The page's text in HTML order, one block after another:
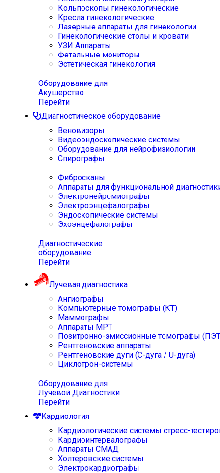
Кольпоскопы гинекологические
Кресла гинекологические
Лазерные аппараты для гинекологии
Гинекологические столы и кровати
УЗИ Аппараты
Фетальные мониторы
Эстетическая гинекология
Оборудование для
Акушерство
Перейти
Диагностическое оборудование
Веновизоры
Видеоэндоскопические системы
Оборудование для нейрофизиологии
Спирографы
Фибросканы
Аппараты для функциональной
Электронейромиографы
Электроэнцефалографы
Эндоскопические системы
Эхоэнцефалографы
Диагностические
оборудование
Перейти
Лучевая диагностика
Ангиографы
Компьютерные томографы (КТ)
Маммографы
Аппараты МРТ
Позитронно-эмиссионные томографы
Рентгеновские аппараты
Рентгеновские дуги (С-дуга / U-дуга)
Циклотрон-системы
Оборудование для
Лучевой Диагностики
Перейти
Кардиология
Кардиологические системы стресс-
Кардиоинтервалографы
Аппараты СМАД
Холтеровские системы
Электрокардиографы